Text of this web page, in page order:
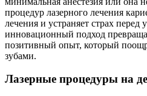
процедур лазерного лечения
лечения и устраняет страх перед
инновационный подход
позитивный опыт, который
зубами.
Лазерные процедуры на